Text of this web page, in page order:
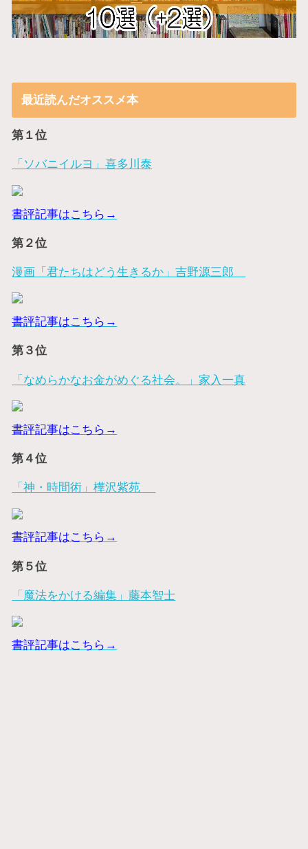
最近読んだオススメ本
第１位
「ソバニイルヨ」喜多川泰
書評記事はこちら→
第２位
漫画「君たちはどう生きるか」吉野源三郎
書評記事はこちら→
第３位
「なめらかなお金がめぐる社会。」家入一真
書評記事はこちら→
第４位
「神・時間術」樺沢紫苑
書評記事はこちら→
第５位
「魔法をかける編集」藤本智士
書評記事はこちら→